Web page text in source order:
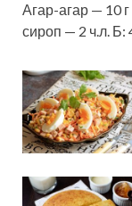
Агар-агар — 10
сироп — 2 ч.л. Б: